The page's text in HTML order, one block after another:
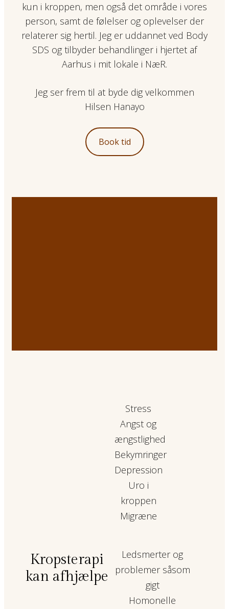
kun i kroppen, men også det område i vores
person, samt de følelser og oplevelser der
relaterer sig hertil. Jeg er uddannet ved Body
SDS og tilbyder behandlinger i hjertet af
Aarhus i mit lokale i NæR.
Jeg ser frem til at byde dig velkommen
Hilsen Hanayo
Book tid
Kropsterapi
kan afhjælpe
Stress
Angst og
ængstlighed
Bekymringer
Depression
Uro i
kroppen
Migræne
Ledsmerter og
problemer såsom
gigt
Homonelle